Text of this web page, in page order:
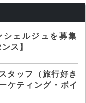
ェルジュを募集
ス】
タッフ（旅行好き
ケティング・ボイ